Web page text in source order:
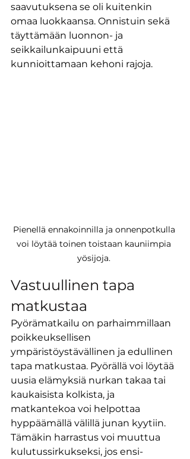
saavutuksena se oli kuitenkin
omaa luokkaansa. Onnistuin sekä
täyttämään luonnon- ja
seikkailunkaipuuni että
kunnioittamaan kehoni rajoja.
Pienellä ennakoinnilla ja onnenpotkulla
voi löytää toinen toistaan kauniimpia
yösijoja.
Vastuullinen tapa
matkustaa
Pyörämatkailu on parhaimmillaan
poikkeuksellisen
ympäristöystävällinen ja edullinen
tapa matkustaa. Pyörällä voi löytää
uusia elämyksiä nurkan takaa tai
kaukaisista kolkista, ja
matkantekoa voi helpottaa
hyppäämällä välillä junan kyytiin.
Tämäkin harrastus voi muuttua
kulutussirkukseksi, jos ensi-